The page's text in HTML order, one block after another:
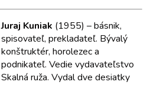
Juraj Kuniak (1955) – básnik,
spisovateľ, prekladateľ. Bývalý
konštruktér, horolezec a
podnikateľ. Vedie vydavateľstvo
Skalná ruža. Vydal dve desiatky